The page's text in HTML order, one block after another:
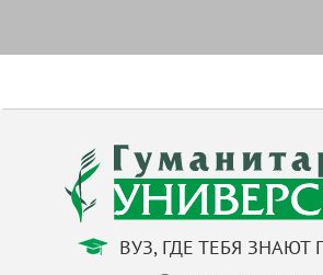
ВУЗ, ГДЕ ТЕБЯ